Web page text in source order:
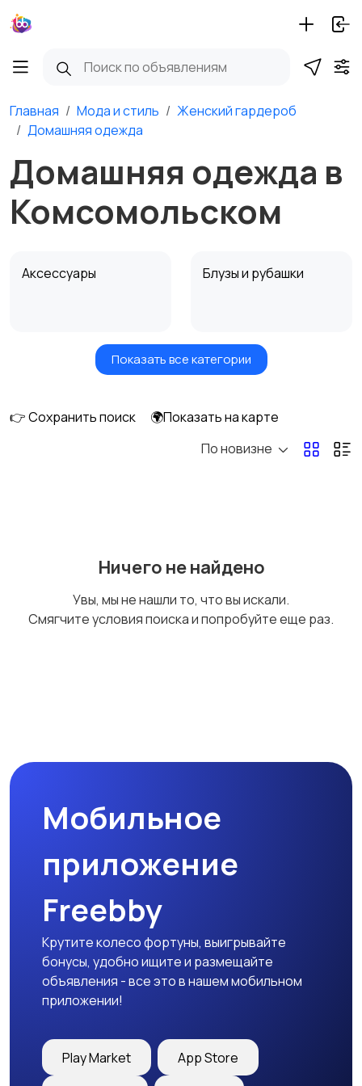
Главная Мода и стиль
Женский гардероб
Домашняя одежда
Домашняя одежда в
Комсомольском
Аксессуары Блузы и рубашки
Будущим мамам Верхняя одежда
Домашняя одежда
Трикотаж Спортивная одежда
Футболки и топы
одежда
Показать все категории
👉 Сохранить поиск
🌍Показать на карте
По новизне
Ничего не найдено
Увы, мы не нашли то, что вы искали.
Смягчите условия поиска и попробуйте еще раз.
Мобильное
приложение
Freebby
Крутите колесо фортуны, выигрывайте
бонусы, удобно ищите и размещайте
объявления - все это в нашем мобильном
приложении!
Play Market App Store